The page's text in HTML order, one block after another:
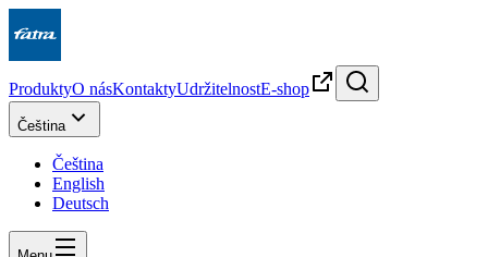
ProduktyO násKontaktyUdržitelnostE-shop
Čeština
Čeština
English
Deutsch